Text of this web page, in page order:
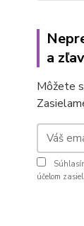
a
Môžete
účelom